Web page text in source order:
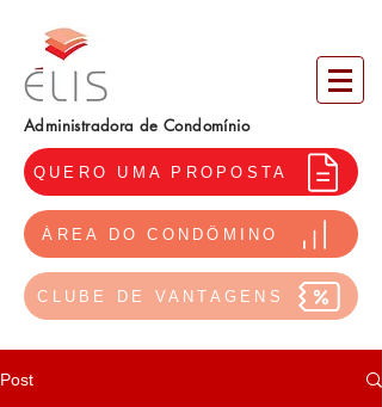
Administradora de Condomínio
QUERO UMA PROPOSTA
ÁREA DO CONDÔMINO
CLUBE DE VANTAGENS
Post